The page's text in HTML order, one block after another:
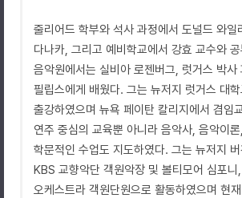
줄리어드 학부와 석사 과정에서 도널드 와일
다나카, 그리고 예비학교에서 강효 교수와
음악원에서는 실비아 로젠버그, 럿거스 박사
필립스에게 배웠다. 그는 뉴저지 럿거스 대학
출강하였으며 뉴욕 페이탄 칼리지에서 겸임
연주 중심의 교육뿐 아니라 음악사, 음악이
학문적인 수업도 지도하였다. 그는 뉴저지
KBS 교향악단 객원악장 및 볼티모어 심포니
오케스트라 객원단원으로 활동하였으며 현